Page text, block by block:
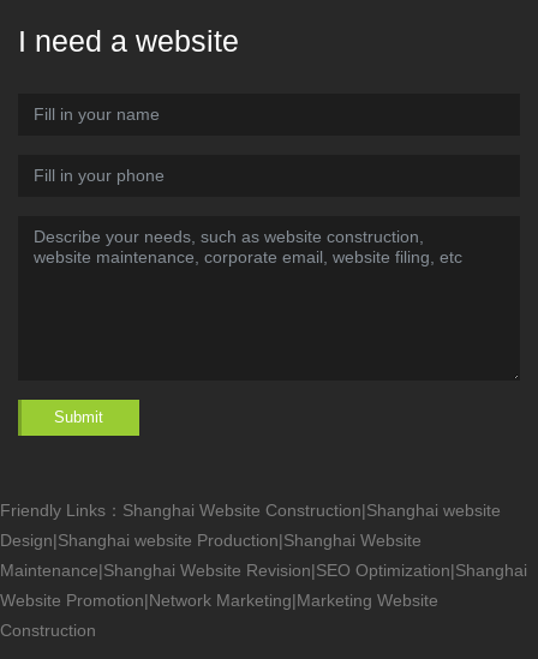
I need a website
Submit
Friendly Links： Shanghai Website Construction|Shanghai website
Design|Shanghai website Production|Shanghai Website
Maintenance|Shanghai Website Revision|SEO Optimization|Shanghai
Website Promotion|Network Marketing|Marketing Website
Construction